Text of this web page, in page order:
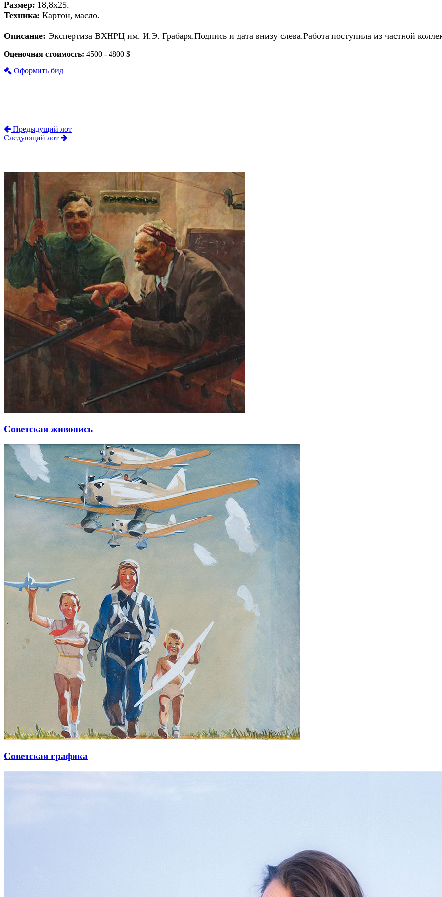
Размер: 18,8х25.
Техника: Картон, масло.
Описание: Экспертиза ВХНРЦ им. И.Э. Грабаря.Подпись и дата внизу слева.Работа поступила из частной
Оценочная стоимость: 4500 - 4800 $
Оформить бид
Предыдущий лот
Следующий лот
Советская живопись
Советская графика